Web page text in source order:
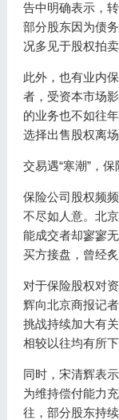
告中明确表示，
部分股东因为债
况多见于股权拍卖
此外，也有业内
者，受资本市场
的业务也不如往
选择出售股权离场
交易遇“寒潮”，
保险公司股权频
不尽如人意。北
能成交者却寥寥
买方接盘，曾经
对于保险股权对
辉向北京商报记
挑战持续加大有
相较以往均有所下
同时，宋清辉表
为维持偿付能力
往，部分股东持